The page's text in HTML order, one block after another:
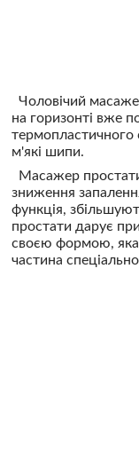
Чоловічий
на горизонті вже
термопластичного
м'які шипи.
Масажер
зниження
функція,
простати дарує
своєю формою, яка
частина